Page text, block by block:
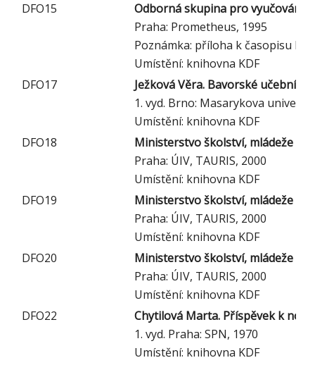
DFO15
Odborná skupina pro vyučování
Praha: Prometheus, 1995
Poznámka: příloha k časopisu
Umístění: knihovna KDF
DFO17
Ježková Věra. Bavorské učební
1. vyd. Brno: Masarykova
Umístění: knihovna KDF
DFO18
Ministerstvo školství, mládeže a
Praha: ÚIV, TAURIS, 2000
Umístění: knihovna KDF
DFO19
Ministerstvo školství, mládeže a
Praha: ÚIV, TAURIS, 2000
Umístění: knihovna KDF
DFO20
Ministerstvo školství, mládeže a
Praha: ÚIV, TAURIS, 2000
Umístění: knihovna KDF
DFO22
Chytilová Marta. Příspěvek k
1. vyd. Praha: SPN, 1970
Umístění: knihovna KDF